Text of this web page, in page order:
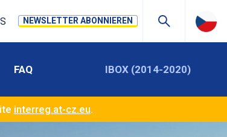
NEWSLETTER ABONNIEREN
FAQ IBOX (2014-2020)
interreg.at-cz.eu.